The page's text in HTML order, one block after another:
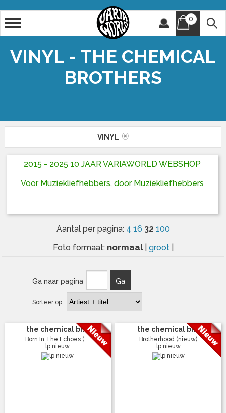
0
VINYL - THE CHEMICAL
BROTHERS
VINYL
2015 - 2025 10 JAAR VARIAWORLD WEBSHOP
Voor Muziekliefhebbers, door Muziekliefhebbers
Aantal per pagina: 4 16 32 100
Foto formaat: normaal groot
Ga naar pagina Ga
Sorteer op
the chemical br...
Born In The Echoes ( ...
lp nieuw
the chemical br...
Brotherhood (nieuw)
lp nieuw